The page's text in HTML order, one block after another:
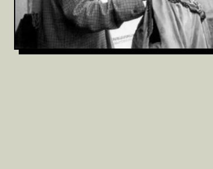
Alexander Langer